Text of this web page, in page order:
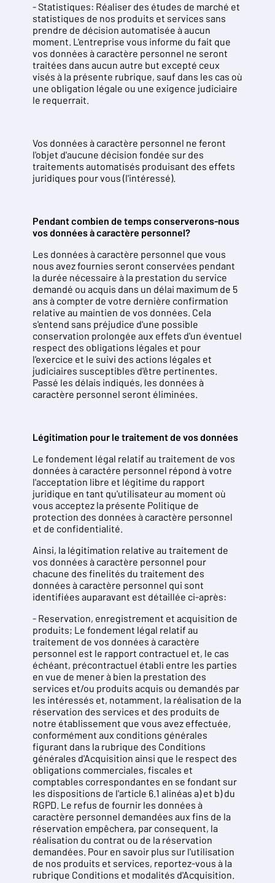
- Statistiques: Réaliser des études de marché et
statistiques de nos produits et services sans
prendre de décision automatisée à aucun
moment. L'entreprise vous informe du fait que
vos données à caractère personnel ne seront
traitées dans aucun autre but excepté ceux
visés à la présente rubrique, sauf dans les cas où
une obligation légale ou une exigence judiciaire
le requerrait.
Vos données à caractère personnel ne feront
l'objet d'aucune décision fondée sur des
traitements automatisés produisant des effets
juridiques pour vous (l'intéressé).
Pendant combien de temps conserverons-nous
vos données à caractère personnel?
Les données à caractère personnel que vous
nous avez fournies seront conservées pendant
la durée nécessaire à la prestation du service
demandé ou acquis dans un délai maximum de 5
ans à compter de votre dernière confirmation
relative au maintien de vos données. Cela
s'entend sans préjudice d'une possible
conservation prolongée aux effets d'un éventuel
respect des obligations légales et pour
l'exercice et le suivi des actions légales et
judiciaires susceptibles d'être pertinentes.
Passé les délais indiqués, les données à
caractère personnel seront éliminées.
Légitimation pour le traitement de vos données
Le fondement légal relatif au traitement de vos
données à caractére personnel répond à votre
l'acceptation libre et légitime du rapport
juridique en tant qu'utilisateur au moment où
vous acceptez la présente Politique de
protection des données à caractère personnel
et de confidentialité.
Ainsi, la légitimation relative au traitement de
vos données à caractère personnel pour
chacune des finelités du traitement des
données à caractère personnel qui sont
identifiées auparavant est détaillée ci-après:
- Reservation, enregistrement et acquisition de
produits; Le fondement légal relatif au
traitement de vos données à caractère
personnel est le rapport contractuel et, le cas
échéant, précontractuel établi entre les parties
en vue de mener à bien la prestation des
services et/ou produits acquis ou demandés par
les intéressés et, notamment, la réalisation de la
réservation des services et des produits de
notre établissement que vous avez effectuée,
conformément aux conditions générales
figurant dans la rubrique des Conditions
générales d'Acquisition ainsi que le respect des
obligations commerciales, fiscales et
comptables correspondantes en se fondant sur
les dispositions de l'article 6.1 alinéas a) et b) du
RGPD. Le refus de fournir les données à
caractère personnel demandées aux fins de la
réservation empêchera, par consequent, la
réalisation du contrat ou de la réservation
demandées. Pour en savoir plus sur l'utilisation
de nos produits et services, reportez-vous à la
rubrique Conditions et modalités d'Acquisition.